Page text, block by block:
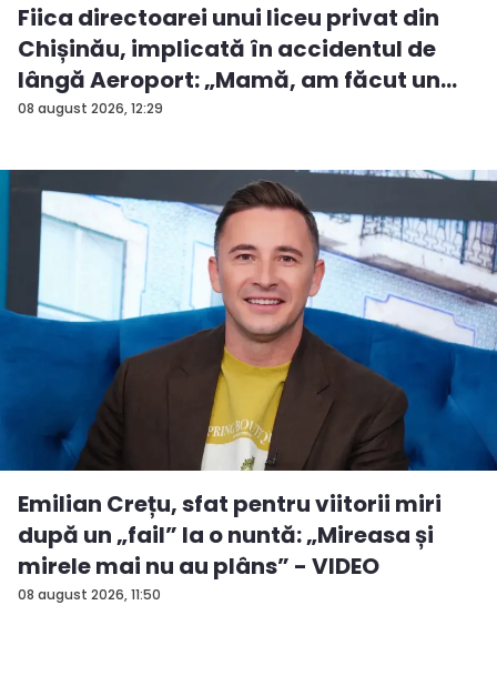
08 august 2026, 12:29
Fiica directoarei unui liceu privat din
Chișinău, implicată în accidentul de
lângă Aeroport: „Mamă, am făcut un
ac...
08 august 2026, 11:50
Emilian Crețu, sfat pentru viitorii miri
după un „fail” la o nuntă: „Mireasa și
mirele mai nu au plâns” - VIDEO